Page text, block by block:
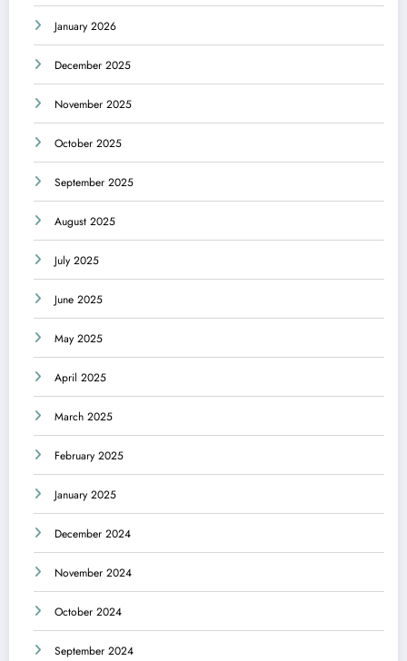
January 2026
December 2025
November 2025
October 2025
September 2025
August 2025
July 2025
June 2025
May 2025
April 2025
March 2025
February 2025
January 2025
December 2024
November 2024
October 2024
September 2024